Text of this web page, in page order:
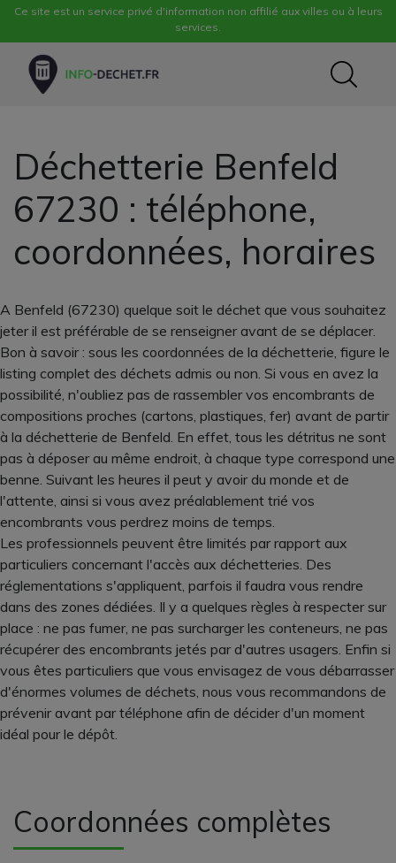
Ce site est un service privé d'information non affilié aux villes ou à leurs
services.
Déchetterie Benfeld
67230 : téléphone,
coordonnées, horaires
A Benfeld (67230) quelque soit le déchet que vous souhaitez
jeter il est préférable de se renseigner avant de se déplacer.
Bon à savoir : sous les coordonnées de la déchetterie, figure le
listing complet des déchets admis ou non. Si vous en avez la
possibilité, n'oubliez pas de rassembler vos encombrants de
compositions proches (cartons, plastiques, fer) avant de partir
à la déchetterie de Benfeld. En effet, tous les détritus ne sont
pas à déposer au même endroit, à chaque type correspond une
benne. Suivant les heures il peut y avoir du monde et de
l'attente, ainsi si vous avez préalablement trié vos
encombrants vous perdrez moins de temps.
Les professionnels peuvent être limités par rapport aux
particuliers concernant l'accès aux déchetteries. Des
réglementations s'appliquent, parfois il faudra vous rendre
dans des zones dédiées. Il y a quelques règles à respecter sur
place : ne pas fumer, ne pas surcharger les conteneurs, ne pas
récupérer des encombrants jetés par d'autres usagers. Enfin si
vous êtes particuliers que vous envisagez de vous débarrasser
d'énormes volumes de déchets, nous vous recommandons de
prévenir avant par téléphone afin de décider d'un moment
idéal pour le dépôt.
Coordonnées complètes